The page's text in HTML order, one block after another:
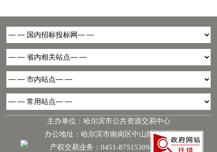
主办单位：哈尔滨市公共资源交易中心
办公地址：哈尔滨市南岗区中山路181号
产权交易业务：0451-87515309-6068